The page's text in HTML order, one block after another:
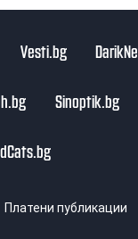
Vesti.bg
Sinoptik.bg
Платени публикации